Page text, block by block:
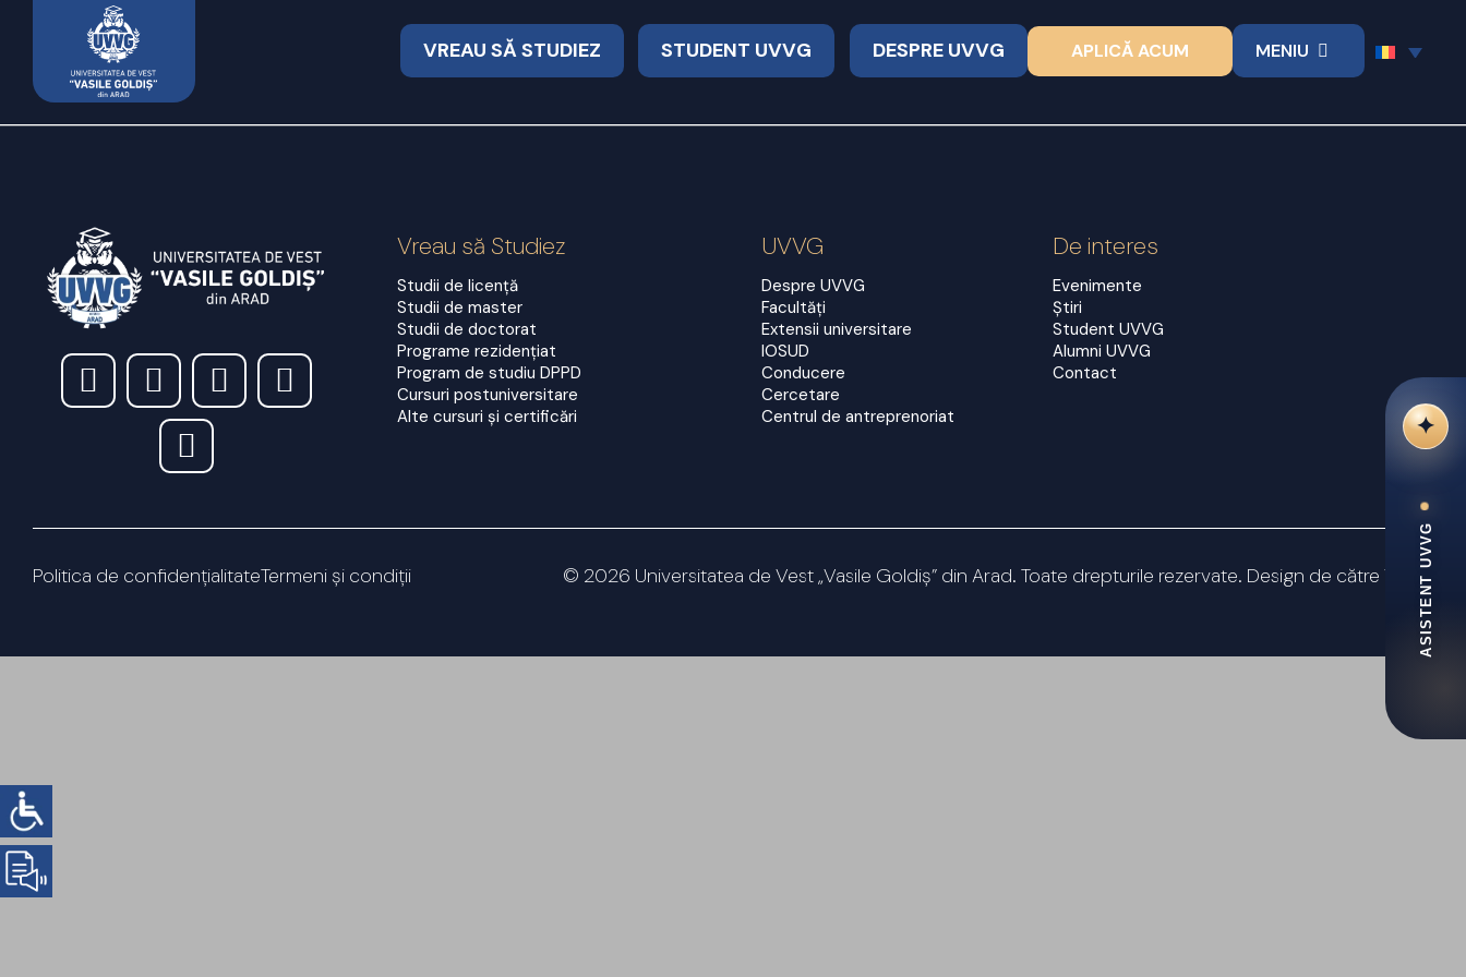
VREAU SĂ STUDIEZ STUDENT UVVG DESPRE UVVG APLICĂ ACUM MENIU
Vreau să Studiez
Studii de licență
Studii de master
Studii de doctorat
Programe rezidențiat
Program de studiu DPPD
Cursuri postuniversitare
Alte cursuri și certificări
UVVG
Despre UVVG
Facultăți
Extensii universitare
IOSUD
Conducere
Cercetare
Centrul de antreprenoriat
De interes
Evenimente
Știri
Student UVVG
Alumni UVVG
Contact
Politica de confidențialitateTermeni și condiții © 2026 Universitatea de Vest „Vasile Goldiș” din Arad. Toate drepturile rezervate. Design de cătreVisual
Edge